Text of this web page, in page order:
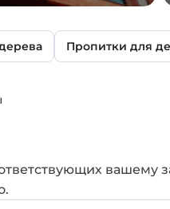
И УЛИЦА
Пропитки для
вашему